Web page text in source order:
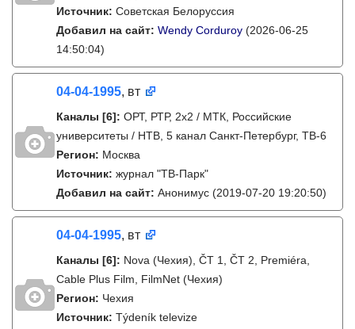
Источник: Советская Белоруссия
Добавил на сайт: Wendy Corduroy (2026-06-25
14:50:04)
04-04-1995, вт
Каналы [6]: ОРТ, РТР, 2х2 / МТК, Российские
университеты / НТВ, 5 канал Санкт-Петербург, ТВ-6
Регион: Москва
Источник: журнал "ТВ-Парк"
Добавил на сайт: Анонимус (2019-07-20 19:20:50)
04-04-1995, вт
Каналы [6]: Nova (Чехия), ČT 1, ČT 2, Premiéra,
Cable Plus Film, FilmNet (Чехия)
Регион: Чехия
Источник: Týdeník televize